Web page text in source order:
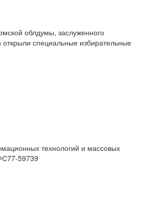
облдумы, заслуженного
специальные избирательные
технологий и массовых
59739